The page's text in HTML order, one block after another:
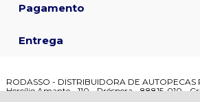
Pagamento
Entrega
RODASSO - DISTRIBUIDORA DE AUTOPECAS
Hercílio Amante - 110 - Próspera - 88815-010 -